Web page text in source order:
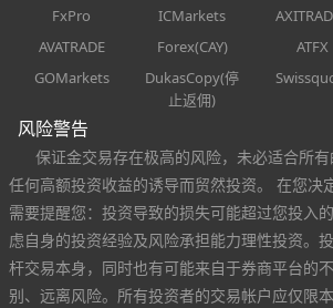
FxPro
ICMarkets
AVATRADE
Forex(CAY) ATFX
GOMarkets
DukasCopy(停
止返佣)
风险警告
保证金交易存在极高的风险，未必适合所
任何高额投资收益的诱导而贸然投资。 在您决
需要提醒您：投资导致的损失可能超过您投入
虑自身的投资经验及风险承担能力理性投资。
杆交易本身，同时也有可能来自于券商平台的
别、远离风险。所有投资者的交易帐户应仅限